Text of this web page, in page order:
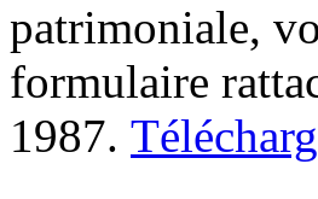
patrimoniale,
formulaire
1987.